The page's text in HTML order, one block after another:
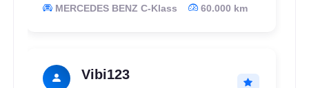
MERCEDES BENZ C-Klass 60.000 km
Vibi123